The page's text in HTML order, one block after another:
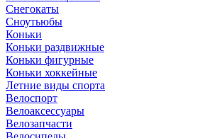
Снегокаты
Сноутьюбы
Коньки
Коньки раздвижные
Коньки фигурные
Коньки хоккейные
Летние виды спорта
Велоспорт
Велоаксессуары
Велозапчасти